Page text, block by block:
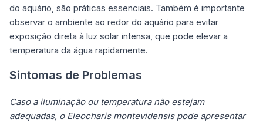
do aquário, são práticas essenciais. Também é importante
observar o ambiente ao redor do aquário para evitar
exposição direta à luz solar intensa, que pode elevar a
temperatura da água rapidamente.
Sintomas de Problemas
Caso a iluminação ou temperatura não estejam
adequadas, o Eleocharis montevidensis pode apresentar